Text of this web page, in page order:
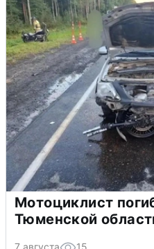
Мотоциклист
Тюменской
7 августа 15